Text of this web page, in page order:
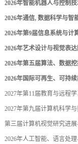
2026年智能机器人与控制
2026年通信, 数据科学与智
2026年第9届信息系统与计
2026年艺术设计与视觉表
2026年第五届算法、数据
2026年国际可再生、可持
2027年第11届教育与远程
2027年第九届计算机科学
第三届计算机视觉研究进
2026年人工智能、语言处